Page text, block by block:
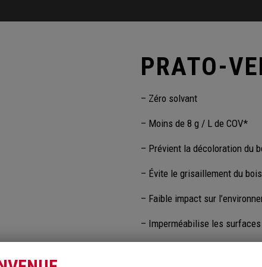
PRATO-
– Zéro solvant
– Moins de 8 g / L de COV*
– Prévient la décoloration du
– Évite le grisaillement du
– Faible impact sur
– Imperméabilise les